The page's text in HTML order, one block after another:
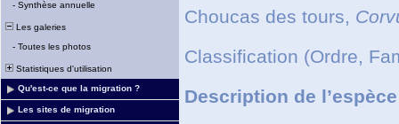
- Synthèse annuelle
Les galeries
- Toutes les photos
Statistiques d'utilisation
Qu'est-ce que la migration ?
Les sites de migration
Choucas des tours,
Classification (Ordre,
Description de l’espèce